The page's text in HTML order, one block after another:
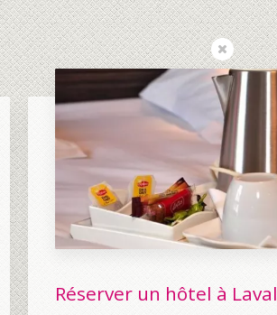
Réserver un hôtel à Laval